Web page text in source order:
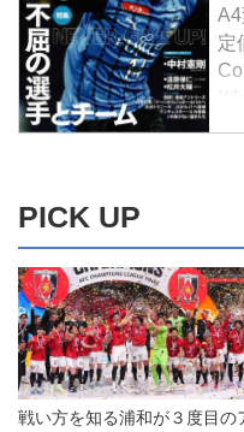
A4
定
「
ど
「
遠
「
大
PICK UP
戦い方を知る浦和が３度目の